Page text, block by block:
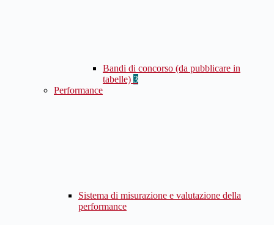
Bandi di concorso (da pubblicare in
tabelle) 3
Performance
Sistema di misurazione e valutazione della
performance